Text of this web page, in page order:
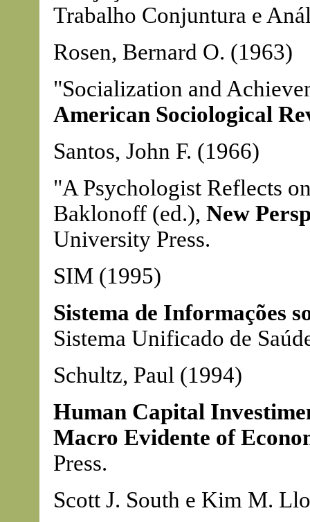
Trabalho Conjuntura e
Rosen, Bernard O. (1963)
"Socialization and
American Sociological
Santos, John F. (1966)
"A Psychologist Reflects
Baklonoff (ed.), New
University Press.
SIM (1995)
Sistema de Informações
Sistema Unificado de
Schultz, Paul (1994)
Human Capital
Macro Evidente of
Press.
Scott J. South e Kim M.